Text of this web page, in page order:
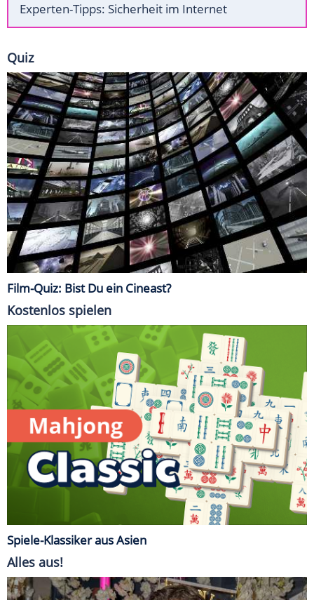
Experten-Tipps: Sicherheit im Internet
Quiz
Film-Quiz: Bist Du ein Cineast?
Kostenlos spielen
Spiele-Klassiker aus Asien
Alles aus!